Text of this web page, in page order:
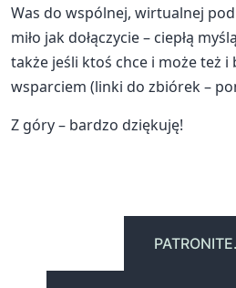
Was do wspólnej, wirtualnej
miło jak dołączycie – ciepłą
także jeśli ktoś chce i może też
wsparciem (linki do zbiórek –
Z góry – bardzo dziękuję!